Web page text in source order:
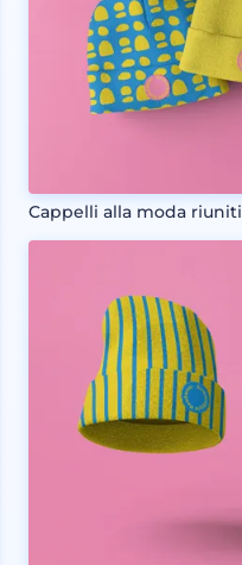
Cappelli alla moda riuniti